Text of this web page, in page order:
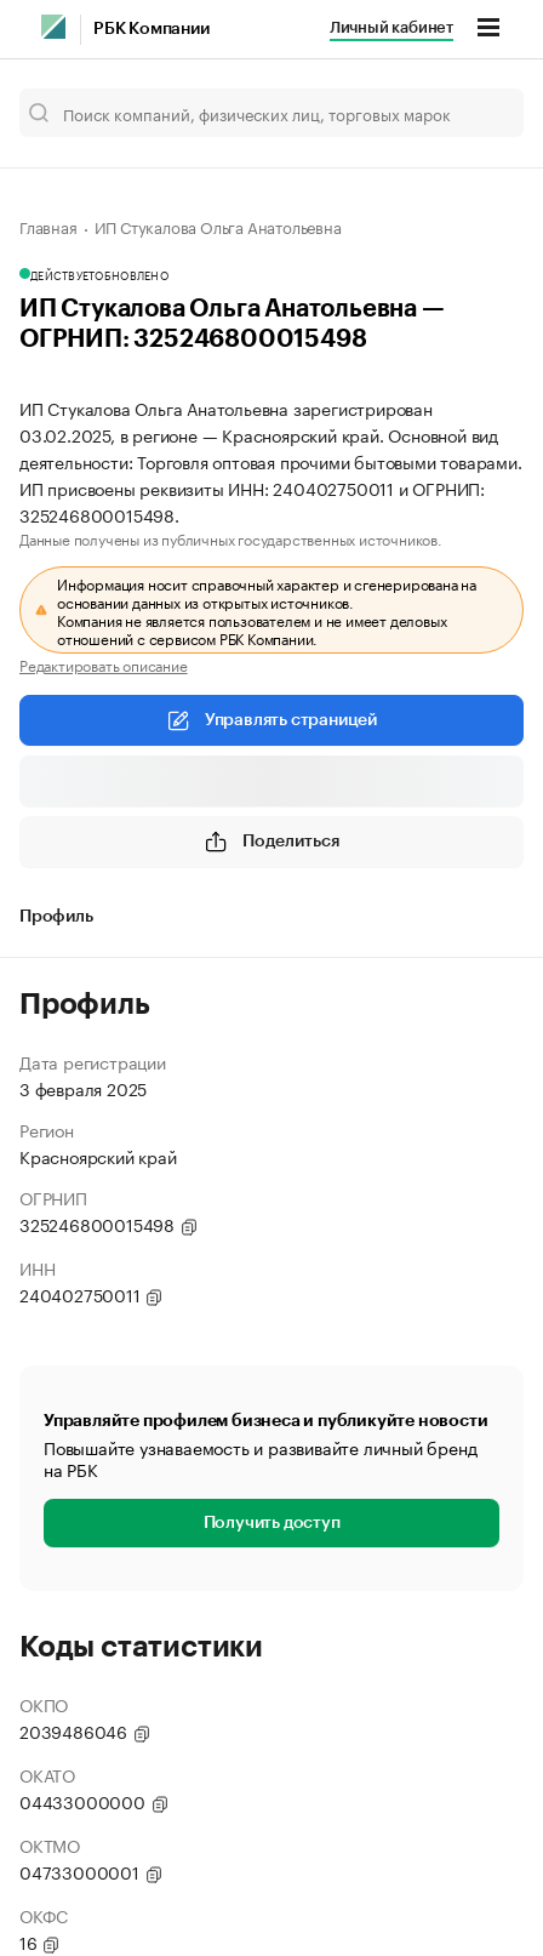
РБК Компании Личный кабинет
Главная ИП Стукалова Ольга Анатольевна
ДЕЙСТВУЕТОБНОВЛЕНО
ИП Стукалова Ольга Анатольевна —
ОГРНИП: 325246800015498
ИП Стукалова Ольга Анатольевна зарегистрирован
03.02.2025, в регионе — Красноярский край. Основной вид
деятельности: Торговля оптовая прочими бытовыми товарами.
ИП присвоены реквизиты ИНН: 240402750011 и ОГРНИП:
325246800015498.
Данные получены из публичных государственных источников.
Информация носит справочный характер и сгенерирована на
основании данных из открытых источников.
Компания не является пользователем и не имеет деловых
отношений с сервисом РБК Компании.
Редактировать описание
Управлять страницей
Поделиться
Профиль
Профиль
Дата регистрации
3 февраля 2025
Регион
Красноярский край
ОГРНИП
325246800015498
ИНН
240402750011
Управляйте профилем бизнеса и публикуйте новости
Повышайте узнаваемость и развивайте личный бренд
на РБК
Получить доступ
Коды статистики
ОКПО
2039486046
ОКАТО
04433000000
ОКТМО
04733000001
ОКФС
16